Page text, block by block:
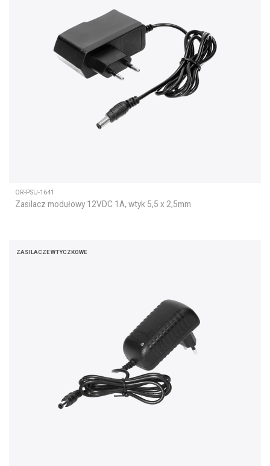
OR-PSU-1641
Zasilacz modułowy 12VDC 1A, wtyk 5,5 x 2,5mm
ZASILACZE WTYCZKOWE